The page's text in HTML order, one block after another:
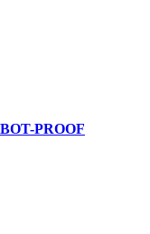
BOT-PROOF